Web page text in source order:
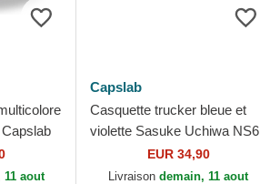
11 aout
Capslab
Casquette trucker bleue et
violette Sasuke Uchiwa NS6
SASB Naruto Capslab
EUR 34,90
Livraison demain, 11 aout